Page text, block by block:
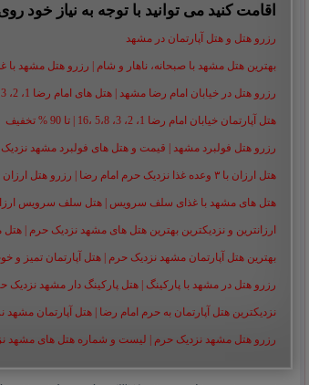
اقامت کنید می توانید با توجه به نیاز خود
رزرو هتل و هتل آپارتمان در مشهد
بهترین هتل مشهد با صبحانه، ناهار و شام | رزرو هتل مشهد با غذا
رزرو هتل در خیابان امام رضا مشهد | هتل‌ های امام رضا 1، 2، 3، 5 و 8+50% تخفیف
هتل آپارتمان خیابان امام رضا 1، 2، 3، 5،8 ،16 | تا 90 % تخفیف
رزرو هتل فولبرد مشهد | قیمت و هتل های فولبرد مشهد نزدیک
هتل ارزان با ۳ وعده غذا نزدیک حرم امام رضا | رزرو هتل ارزان مشهد+50%
هتل های مشهد با غذای سلف سرویس | هتل سلف سرویس ارزان
ارزانترین و نزدیکترین بهترین هتل های مشهد نزدیک حرم | هتل
بهترین هتل آپارتمان مشهد نزدیک حرم | هتل آپارتمان تمیز و خوب در
رزرو هتل در مشهد با پارکینگ | هتل پارکینگ دار مشهد نزدیک حرم+50%
نزدیکترین هتل آپارتمان به حرم امام رضا | هتل آپارتمان
رزرو هتل مشهد نزدیک حرم | لیست و شماره هتل های مشهد نزدیک